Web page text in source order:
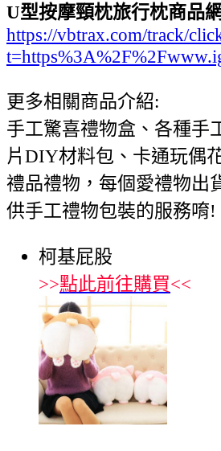
U型按摩頸枕旅行枕商品
https://vbtrax.com/track/
更多相關商品介紹:
手工驚喜禮物盒、各種手
片DIY材料包、卡通玩偶
禮品禮物，每個愛禮物出
供手工禮物包裝的服務唷!
柯基屁股
>>點此前往購買<<